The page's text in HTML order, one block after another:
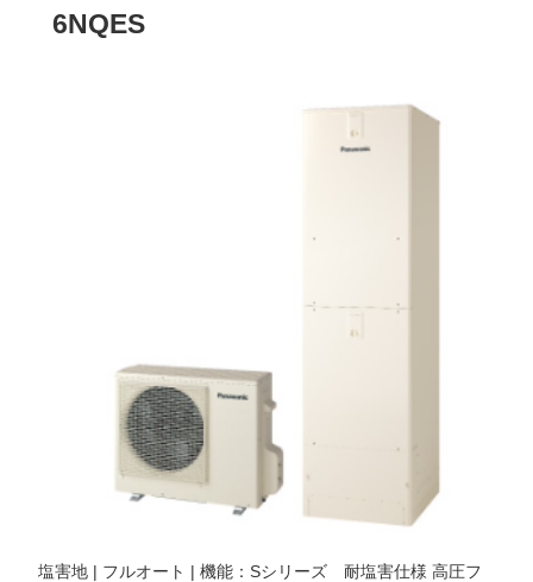
6NQES
塩害地 | フルオート | 機能：Sシリーズ 耐塩害仕様 高圧フ